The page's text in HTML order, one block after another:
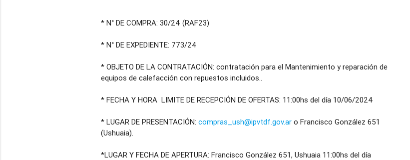
* N° DE COMPRA: 30/24 (RAF23)
* N° DE EXPEDIENTE: 773/24
* OBJETO DE LA CONTRATACIÓN: contratación para el Mantenimiento y reparación de
equipos de calefacción con repuestos incluidos..
* FECHA Y HORA LIMITE DE RECEPCIÓN DE OFERTAS: 11:00hs del día 10/06/2024
* LUGAR DE PRESENTACIÓN: compras_ush@ipvtdf.gov.aro Francisco González 651
(Ushuaia).
*LUGAR Y FECHA DE APERTURA: Francisco González 651, Ushuaia 11:00hs del día